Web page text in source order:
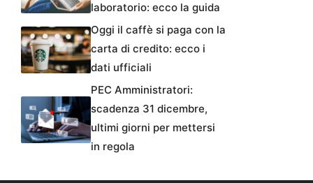
laboratorio: ecco la guida
Oggi il caffè si paga con la
carta di credito: ecco i
dati ufficiali
PEC Amministratori:
scadenza 31 dicembre,
ultimi giorni per mettersi
in regola